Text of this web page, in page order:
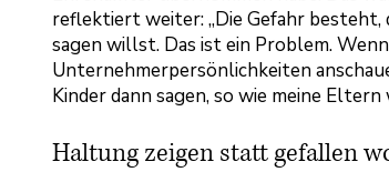
reflektiert weiter: „Die Gefahr besteht,
sagen willst. Das ist ein Problem.
Unternehmerpersönlichkeiten
Kinder dann sagen, so wie meine
Haltung zeigen statt gefallen